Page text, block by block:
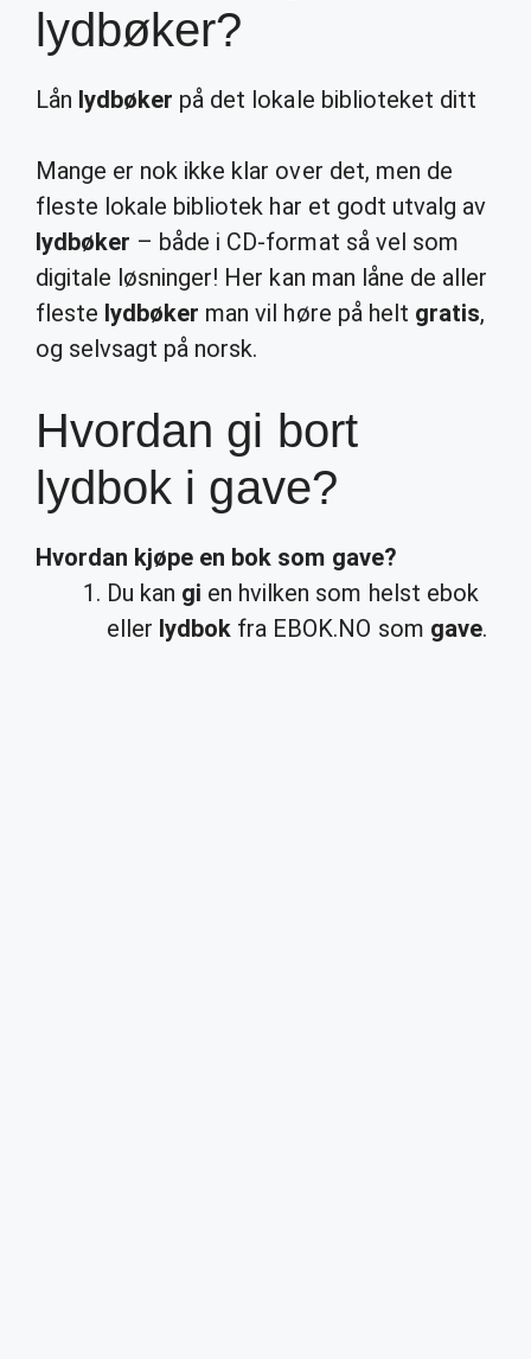
lydbøker?
Lån lydbøker på det lokale biblioteket ditt
Mange er nok ikke klar over det, men de
fleste lokale bibliotek har et godt utvalg av
lydbøker – både i CD-format så vel som
digitale løsninger! Her kan man låne de aller
fleste lydbøker man vil høre på helt gratis,
og selvsagt på norsk.
Hvordan gi bort
lydbok i gave?
Hvordan kjøpe en bok som gave?
Du kan gi en hvilken som helst ebok
eller lydbok fra EBOK.NO som gave.